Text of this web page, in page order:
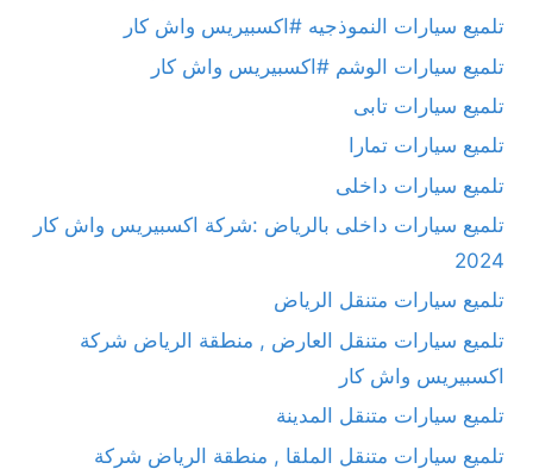
تلميع سيارات النموذجيه #اكسبيريس واش كار
تلميع سيارات الوشم #اكسبيريس واش كار
تلميع سيارات تابى
تلميع سيارات تمارا
تلميع سيارات داخلى
تلميع سيارات داخلى بالرياض :شركة اكسبيريس واش كار
2024
تلميع سيارات متنقل الرياض
تلميع سيارات متنقل العارض , منطقة الرياض شركة
اكسبيريس واش كار
تلميع سيارات متنقل المدينة
تلميع سيارات متنقل الملقا , منطقة الرياض شركة